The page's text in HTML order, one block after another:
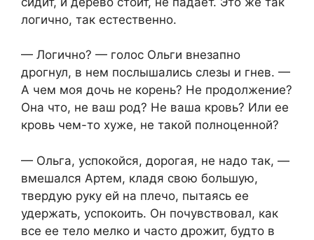
логично, так естественно.
— Логично? — голос Ольги внезапно
дрогнул, в нем послышались слезы и гнев. —
А чем моя дочь не корень? Не продолжение?
Она что, не ваш род? Не ваша кровь? Или ее
кровь чем-то хуже, не такой полноценной?
— Ольга, успокойся, дорогая, не надо так, —
вмешался Артем, кладя свою большую,
твердую руку ей на плечо, пытаясь ее
удержать, успокоить. Он почувствовал, как
все ее тело мелко и часто дрожит, будто в